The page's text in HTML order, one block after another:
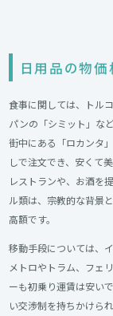
日用品の物価
食事に関しては、トル
パンの「シミット」な
街中にある「ロカンタ
しで注文でき、安くて
レストランや、お酒を
ル類は、宗教的な背景
高額です。
移動手段については、
メトロやトラム、フェ
ーも初乗り運賃は安い
い交渉制を持ちかけら